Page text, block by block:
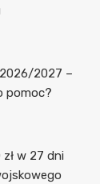
2027 –
pomoc?
w 27 dni